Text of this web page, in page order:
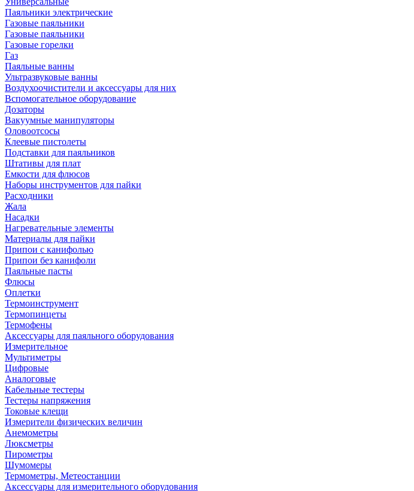
Паяльники электрические
Газовые паяльники
Газовые паяльники
Газовые горелки
Газ
Паяльные ванны
Ультразвуковые ванны
Воздухоочистители и аксессуары для них
Вспомогательное оборудование
Дозаторы
Вакуумные манипуляторы
Оловоотсосы
Клеевые пистолеты
Подставки для паяльников
Штативы для плат
Емкости для флюсов
Наборы инструментов для пайки
Расходники
Жала
Насадки
Нагревательные элементы
Материалы для пайки
Припои с канифолью
Припои без канифоли
Паяльные пасты
Флюсы
Оплетки
Термоинструмент
Термопинцеты
Термофены
Аксессуары для паяльного оборудования
Измерительное
Мультиметры
Цифровые
Аналоговые
Кабельные тестеры
Тестеры напряжения
Токовые клещи
Измерители физических величин
Анемометры
Люксметры
Пирометры
Шумомеры
Термометры, Метеостанции
Аксессуары для измерительного оборудования